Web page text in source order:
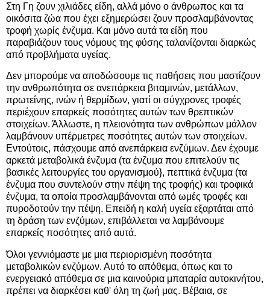
Στη Γη ζουν χιλιάδες είδη, αλλά μόνο ο άνθρωπος και τα
οικόσιτα ζώα που έχει εξημερώσει ζουν προσλαμβάνοντας
τροφή χωρίς ένζυμα. Και μόνο αυτά τα είδη που
παραβιάζουν τους νόμους της φύσης ταλανίζονται διαρκώς
από προβλήματα υγείας.
Δεν μπορούμε να αποδώσουμε τις παθήσεις που μαστίζουν
την ανθρωπότητα σε ανεπάρκεια βιταμινών, μετάλλων,
πρωτείνης, ινών ή θερμίδων, γιατί οι σύγχρονες τροφές
περιέχουν επαρκείς ποσότητες αυτών των θρεπτικών
στοιχείων. Άλλωστε, η πλειονότητα των ανθρώπων μάλλον
λαμβάνουν υπέρμετρες ποσότητες αυτών των στοιχείων.
Εντούτοις, πάσχουμε από ανεπάρκεια ενζύμων. Δεν έχουμε
αρκετά μεταβολικά ένζυμα (τα ένζυμα που επιτελούν τις
βασικές λειτουργίες του οργανισμού}, πεπτικά ένζυμα (τα
ένζυμα που συντελούν στην πέψη της τροφής) και τροφικά
ένζυμα, τα οποία προσλαμβάνονται από ωμές τροφές και
πυροδοτούν την πέψη. Επειδή η καλή υγεία εξαρτάται από
τη δράση των ενζύμων, επιβάλλεται να λαμβάνουμε
επαρκείς ποσότητες από αυτά.
Όλοι γεννιόμαστε με μια περιορισμένη ποσότητα
μεταβολικών ενζύμων. Αυτό το απόθεμα, όπως και το
ενεργειακό απόθεμα σε μια καινούρια μπαταρία αυτοκινήτου,
πρέπει να διαρκέσει καθ' όλη τη ζωή μας. Βέβαια, σε